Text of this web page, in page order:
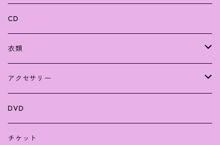
CD
衣類
Tシャツ
ラバーバンド
バッグ
アクセサリー
ファンクラブ
ラミネート
DVD
チケット